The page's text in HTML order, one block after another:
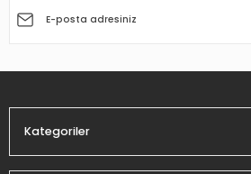
Bu ürüne benzer farklı alternatifler olmalı.
Kategoriler